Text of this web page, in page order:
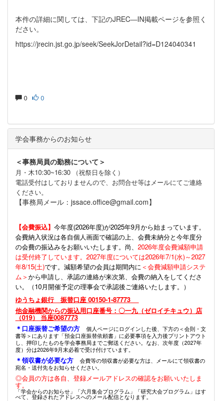
本件の詳細に関しては、下記のJREC―IN掲載ページを参照く
ださい。
https://jrecin.jst.go.jp/seek/SeekJorDetail?id=D124040341
0 0
学会事務からのお知らせ
＜事務局員の勤務について＞
月・木10:30~16:30 （祝祭日を除く）
電話受付はしておりませんので、お問合せ等はメールにてご連絡
ください。
【事務局メール：jssace.office@gmail.com】
【会費振込】 今年度(2026年度)が2025年9月から始まっています。
会費納入状況は各自個人画面で確認の上、会費未納分と今年度分
の会費の振込みをお願いいたします。尚、 2026年度会費減額申請
は受付終了しています。2027年度については2026年7/1(水)～2027
年8/15(土)です。減額希望の会員は期間内に ＜会費減額申請システ
ム＞から申請し、承認の連絡が来次第、会費の納入をしてくださ
い。（10月開催予定の理事会で承認後ご連絡いたします。）
ゆうちょ銀行 振替口座 00150-1-87773
他金融機関からの振込用口座番号：〇一九（ゼロイチキュウ）店
（019） 当座0087773
＊口座振替ご希望の方
個人ページにログインした後、下方の＜会則・文
書等＞にあります「預金口座振替依頼書」に必要事項を入力後プリントアウト
し、押印したものを学会事務局までご郵送ください。なお、次年度（2027年
度）分は2026年9月末必着で受け付けています。
＊領収書が必要な方
会費等の領収書が必要な方は、メールにて領収書の
宛名・送付先をお知らせください。
◎会員の方は各自、登録メールアドレスの確認をお願いいたしま
す。
「学会からのお知らせ」「六月集会プログラム」「研究大会プログラム」はす
べて、登録されたアドレスへのメール配信となります。